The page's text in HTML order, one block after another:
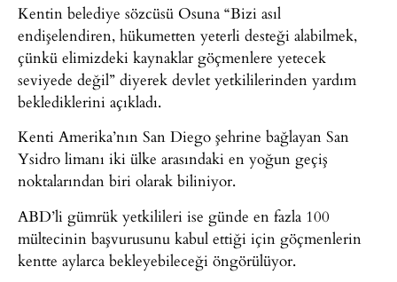
Kentin belediye sözcüsü Osuna “Bizi asıl
endişelendiren, hükumetten yeterli desteği alabilmek,
çünkü elimizdeki kaynaklar göçmenlere yetecek
seviyede değil” diyerek devlet yetkililerinden yardım
beklediklerini açıkladı.
Kenti Amerika’nın San Diego şehrine bağlayan San
Ysidro limanı iki ülke arasındaki en yoğun geçiş
noktalarından biri olarak biliniyor.
ABD’li gümrük yetkilileri ise günde en fazla 100
mültecinin başvurusunu kabul ettiği için göçmenlerin
kentte aylarca bekleyebileceği öngörülüyor.